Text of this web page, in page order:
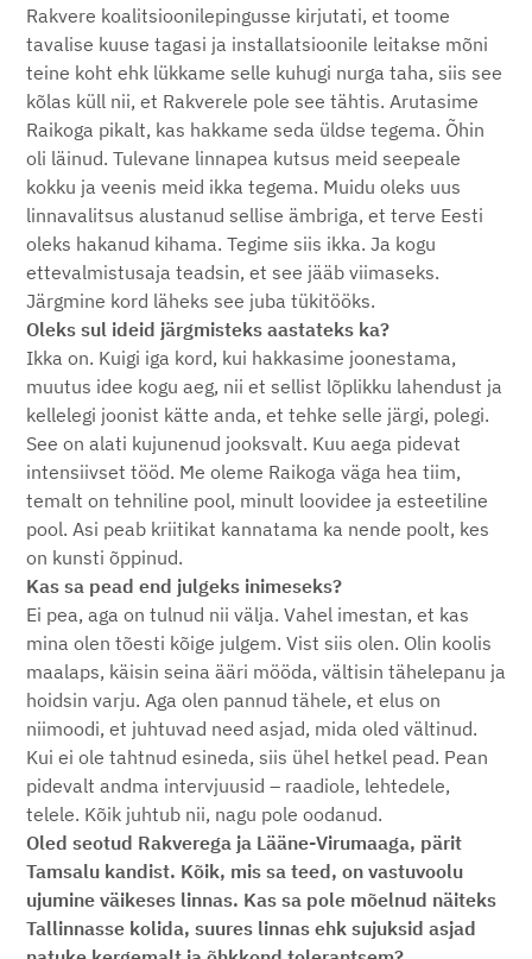
Rakvere koalitsioonilepingusse kirjutati, et toome
tavalise kuuse tagasi ja installatsioonile leitakse mõni
teine koht ehk lükkame selle kuhugi nurga taha, siis see
kõlas küll nii, et Rakverele pole see tähtis. Arutasime
Raikoga pikalt, kas hakkame seda üldse tegema. Õhin
oli läinud. Tulevane linnapea kutsus meid seepeale
kokku ja veenis meid ikka tegema. Muidu oleks uus
linnavalitsus alustanud sellise ämbriga, et terve Eesti
oleks hakanud kihama. Tegime siis ikka. Ja kogu
ettevalmistusaja teadsin, et see jääb viimaseks.
Järgmine kord läheks see juba tükitööks.
Oleks sul ideid järgmisteks aastateks ka?
Ikka on. Kuigi iga kord, kui hakkasime joonestama,
muutus idee kogu aeg, nii et sellist lõplikku lahendust ja
kellelegi joonist kätte anda, et tehke selle järgi, polegi.
See on alati kujunenud jooksvalt. Kuu aega pidevat
intensiivset tööd. Me oleme Raikoga väga hea tiim,
temalt on tehniline pool, minult loovidee ja esteetiline
pool. Asi peab kriitikat kannatama ka nende poolt, kes
on kunsti õppinud.
Kas sa pead end julgeks inimeseks?
Ei pea, aga on tulnud nii välja. Vahel imestan, et kas
mina olen tõesti kõige julgem. Vist siis olen. Olin koolis
maalaps, käisin seina ääri mööda, vältisin tähelepanu ja
hoidsin varju. Aga olen pannud tähele, et elus on
niimoodi, et juhtuvad need asjad, mida oled vältinud.
Kui ei ole tahtnud esineda, siis ühel hetkel pead. Pean
pidevalt andma intervjuusid – raadiole, lehtedele,
telele. Kõik juhtub nii, nagu pole oodanud.
Oled seotud Rakverega ja Lääne-Virumaaga, pärit
Tamsalu kandist. Kõik, mis sa teed, on vastuvoolu
ujumine väikeses linnas. Kas sa pole mõelnud näiteks
Tallinnasse kolida, suures linnas ehk sujuksid asjad